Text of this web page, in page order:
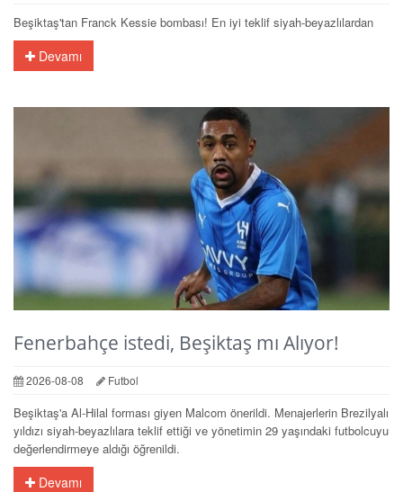
Beşiktaş'tan Franck Kessie bombası! En iyi teklif siyah-beyazlılardan
Devamı
Fenerbahçe istedi, Beşiktaş mı Alıyor!
2026-08-08 Futbol
Beşiktaş'a Al-Hilal forması giyen Malcom önerildi. Menajerlerin Brezilyalı
yıldızı siyah-beyazlılara teklif ettiği ve yönetimin 29 yaşındaki futbolcuyu
değerlendirmeye aldığı öğrenildi.
Devamı